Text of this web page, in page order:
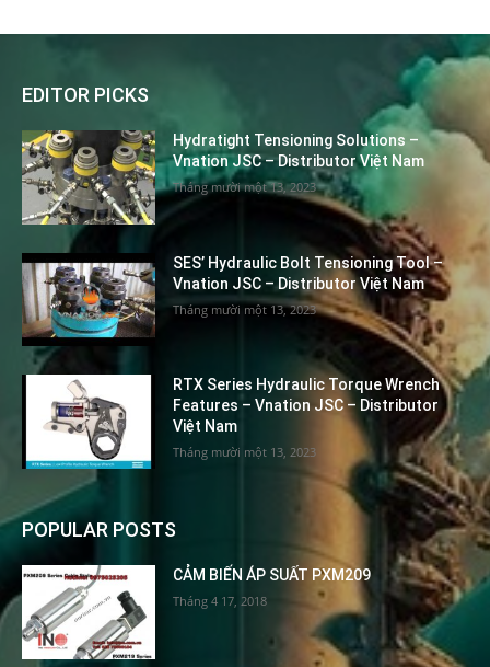
EDITOR PICKS
Hydratight Tensioning Solutions –
Vnation JSC – Distributor Việt Nam
Tháng mười một 13, 2023
SES’ Hydraulic Bolt Tensioning Tool –
Vnation JSC – Distributor Việt Nam
Tháng mười một 13, 2023
RTX Series Hydraulic Torque Wrench
Features – Vnation JSC – Distributor
Việt Nam
Tháng mười một 13, 2023
POPULAR POSTS
CẢM BIẾN ÁP SUẤT PXM209
Tháng 4 17, 2018